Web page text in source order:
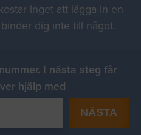
inget att lägga in en
dig inte till något.
I nästa steg får
hjälp med
NÄSTA